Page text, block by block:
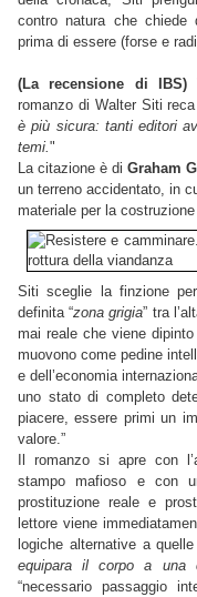
contro natura che
prima di essere (forse e
(La recensione di IBS)
romanzo di Walter Siti
è più sicura: tanti editori
temi."
La citazione è di Graham
un terreno accidentato, in
materiale per la
Siti sceglie la finzione
definita “zona grigia” tra
mai reale che viene
muovono come pedine
e dell’economia
uno stato di completo
piacere, essere primi un
valore.”
Il romanzo si apre con
stampo mafioso e con
prostituzione reale e
lettore viene
logiche alternative a
equipara il corpo a una
“necessario passaggio